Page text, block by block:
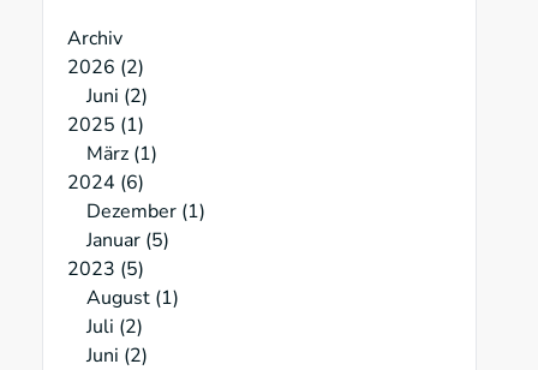
Archiv
2026 2
Juni 2
2025 1
März 1
2024 6
Dezember 1
Januar 5
2023 5
August 1
Juli 2
Juni 2